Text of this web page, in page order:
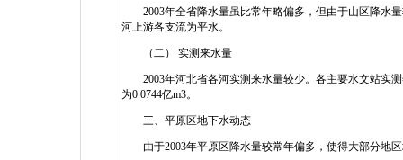
2003年全省降水量虽比常年略偏多，但由于山区降水量
河上游各支流为平水。
（二） 实测来水量
2003年河北省各河实测来水量较少。各主要水文站实测
为0.0744亿m3。
三、平原区地下水动态
由于2003年平原区降水量较常年偏多，使得大部分地